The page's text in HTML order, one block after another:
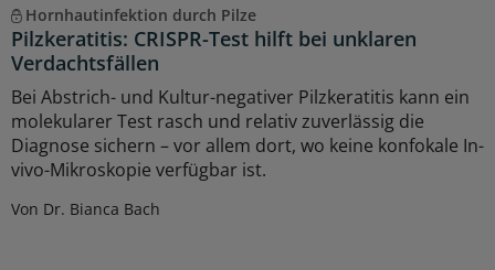
Hornhautinfektion durch Pilze
Pilzkeratitis: CRISPR-Test hilft bei unklaren
Verdachtsfällen
Bei Abstrich- und Kultur-negativer Pilzkeratitis kann ein
molekularer Test rasch und relativ zuverlässig die
Diagnose sichern – vor allem dort, wo keine konfokale In-
vivo-Mikroskopie verfügbar ist.
Von Dr. Bianca Bach